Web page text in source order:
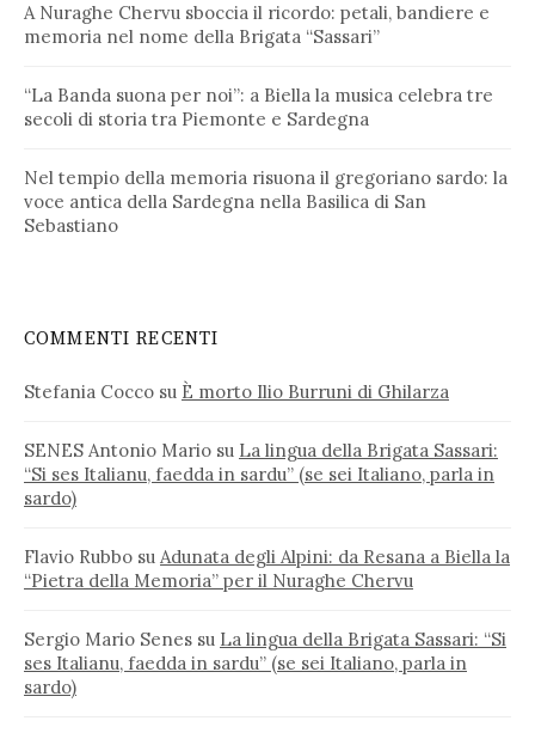
A Nuraghe Chervu sboccia il ricordo: petali, bandiere e
memoria nel nome della Brigata “Sassari”
“La Banda suona per noi”: a Biella la musica celebra tre
secoli di storia tra Piemonte e Sardegna
Nel tempio della memoria risuona il gregoriano sardo: la
voce antica della Sardegna nella Basilica di San
Sebastiano
COMMENTI RECENTI
Stefania Cocco su È morto Ilio Burruni di Ghilarza
SENES Antonio Mario su La lingua della Brigata Sassari:
“Si ses Italianu, faedda in sardu” (se sei Italiano, parla in
sardo)
Flavio Rubbo su Adunata degli Alpini: da Resana a Biella la
“Pietra della Memoria” per il Nuraghe Chervu
Sergio Mario Senes su La lingua della Brigata Sassari: “Si
ses Italianu, faedda in sardu” (se sei Italiano, parla in
sardo)